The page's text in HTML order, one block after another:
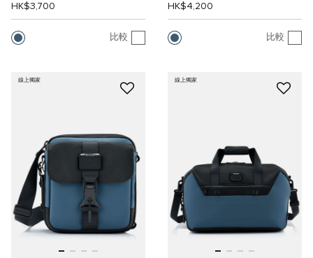
HK$3,700
比較
HK$4,200
比較
線上獨家 線上獨家